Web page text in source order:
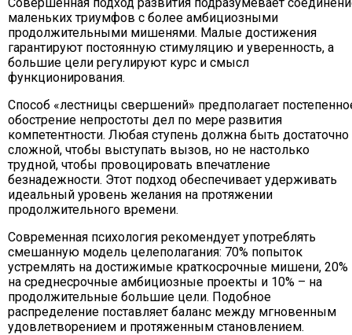
маленьких триумфов с более амбициозными
продолжительными мишенями. Малые достижения
гарантируют постоянную стимуляцию и уверенность, а
большие цели регулируют курс и смысл
функционирования.
Способ «лестницы свершений» предполагает
обострение непростоты дел по мере развития
компетентности. Любая ступень должна быть достаточно
сложной, чтобы выступать вызов, но не настолько
трудной, чтобы провоцировать впечатление
безнадежности. Этот подход обеспечивает удерживать
идеальный уровень желания на протяжении
продолжительного времени.
Современная психология рекомендует употреблять
смешанную модель целеполагания: 70% попыток
устремлять на достижимые краткосрочные мишени, 20%
на среднесрочные амбициозные проекты и 10% – на
продолжительные большие цели. Подобное
распределение поставляет баланс между мгновенным
удовлетворением и протяженным становлением.